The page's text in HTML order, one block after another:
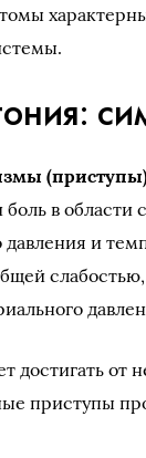
боль в
и
достигать от
приступы